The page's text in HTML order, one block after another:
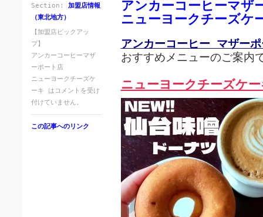
Section: 加盟店情報
（東北地方）
【加盟店ピックアッ
プ】
アンカーコーヒーマザ
ーポート店
ニューヨークチーズケ
ーキ はコメントを受け
付けていません。
この記事へのリンク
アンカーコーヒーマザ
ニューヨークチーズケ
アンカーコーヒー マザー
おすすめメニューのご案内
ニューヨークチーズケ